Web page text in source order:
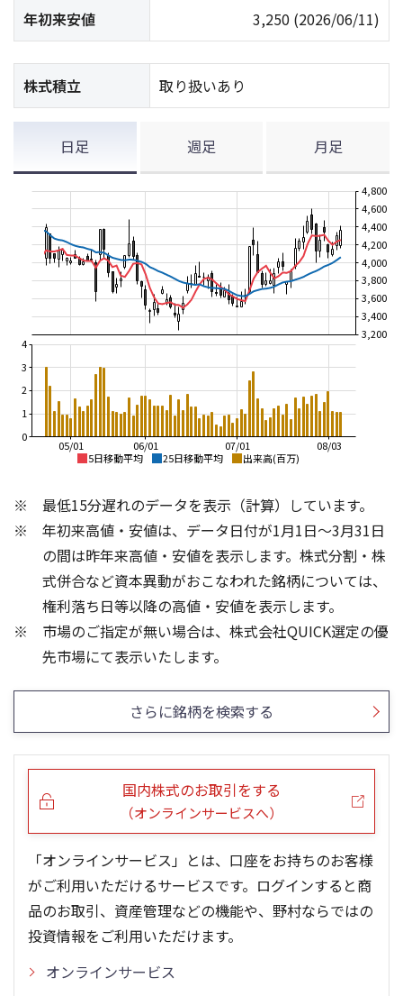
年初来安値 3,250 (2026/06/11)
株式積立 取り扱いあり
日足 週足 月足
5日移動平均 25日移動平均 出来高(百万)
08/03
07/01
06/01
05/01
3,200
3,400
3,600
3,800
4,000
4,200
4,400
4,600
4,800
0
1
2
3
4
13週移動平均 26週移動平均 出来高(百万)
1,000
3,000
4,000
5,000
6,000
0
15
5ヶ月移動平均 25ヶ月移動平均 出来高(百万)
0
2,000
4,000
5,000
6,000
0
30
最低15分遅れのデータを表示（計算）しています。
年初来高値・安値は、データ日付が1月1日～3月31日
の間は昨年来高値・安値を表示します。株式分割・株
式併合など資本異動がおこなわれた銘柄については、
権利落ち日等以降の高値・安値を表示します。
市場のご指定が無い場合は、株式会社QUICK選定の優
先市場にて表示いたします。
さらに銘柄を検索する
国内株式のお取引をする
（オンラインサービスへ）
「オンラインサービス」とは、口座をお持ちのお客様
がご利用いただけるサービスです。ログインすると商
品のお取引、資産管理などの機能や、野村ならではの
投資情報をご利用いただけます。
オンラインサービス